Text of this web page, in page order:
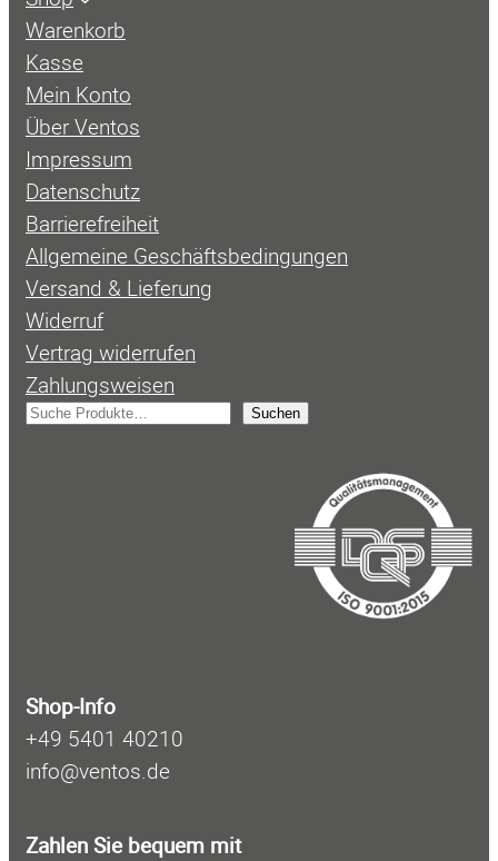
Warenkorb
Kasse
Mein Konto
Über Ventos
Impressum
Datenschutz
Barrierefreiheit
Allgemeine Geschäftsbedingungen
Versand & Lieferung
Widerruf
Vertrag widerrufen
Zahlungsweisen
S
Suchen
Shop-Info
+49 5401 40210
info@ventos.de
Zahlen Sie bequem mit